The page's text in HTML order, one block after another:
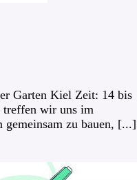
Garten Kiel Zeit: 14 bis
treffen wir uns im
zu bauen, [...]